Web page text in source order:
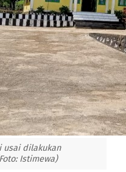
usai dilakukan
Istimewa)